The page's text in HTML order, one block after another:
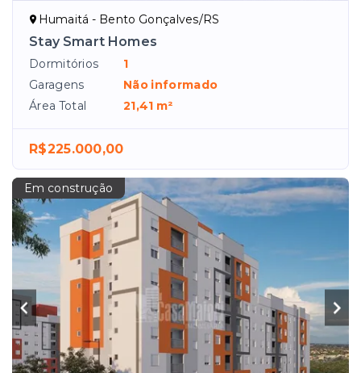
Humaitá - Bento Gonçalves/RS
Stay Smart Homes
Dormitórios
1
Garagens
Não informado
Área Total
21,41 m²
R$225.000,00
Em construção